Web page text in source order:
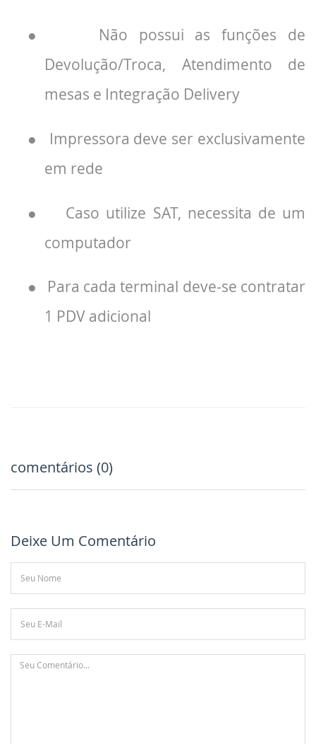
●
Não possui as funções de
Devolução/Troca, Atendimento de
mesas e Integração Delivery
●
Impressora deve ser exclusivamente
em rede
●
Caso utilize SAT, necessita de um
computador
●
Para cada terminal deve-se contratar
1 PDV adicional
comentários (0)
Deixe Um Comentário